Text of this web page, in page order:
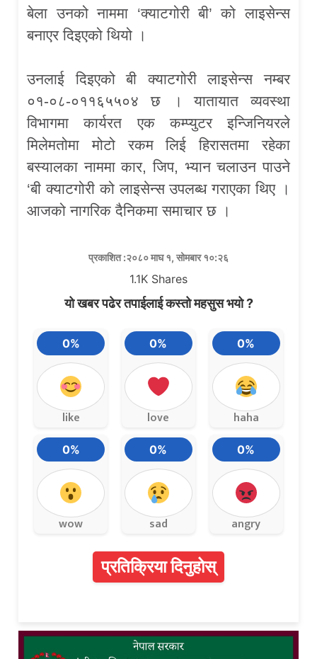
बेला उनको नाममा ‘क्याटगोरी बी’ को लाइसेन्स
बनाएर दिइएको थियो ।
उनलाई दिइएको बी क्याटगोरी लाइसेन्स नम्बर
०१-०८-०११६५५०४ छ । यातायात व्यवस्था
विभागमा कार्यरत एक कम्प्युटर इन्जिनियरले
मिलेमतोमा मोटो रकम लिई हिरासतमा रहेका
बस्यालका नाममा कार, जिप, भ्यान चलाउन पाउने
‘बी क्याटगोरी को लाइसेन्स उपलब्ध गराएका थिए ।
आजको नागरिक दैनिकमा समाचार छ ।
प्रकाशित :२०८० माघ १, सोमबार १०:२६
1.1K Shares
यो खबर पढेर तपाईलाई कस्तो महसुस भयो ?
0%
like
0%
love
0%
haha
0%
wow
0%
sad
0%
angry
प्रतिक्रिया दिनुहोस्